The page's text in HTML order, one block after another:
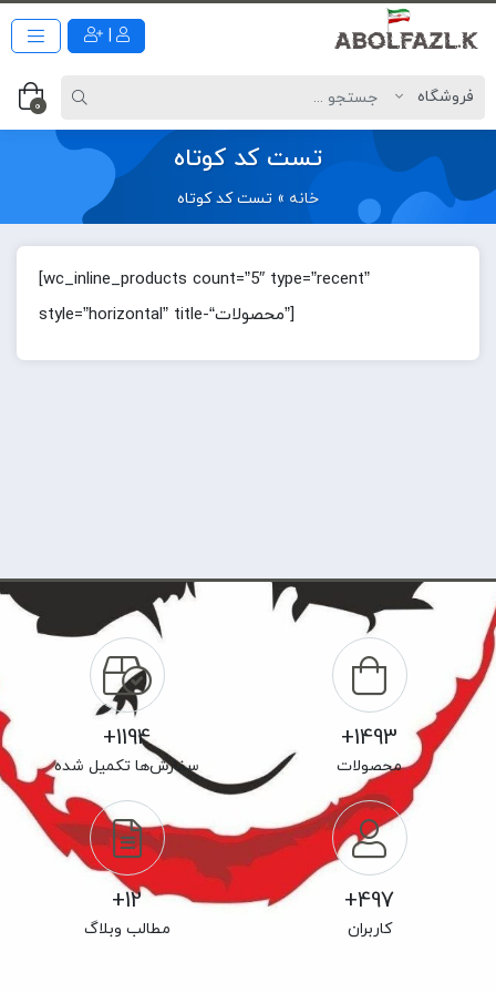
0
تست کد کوتاه
خانه » تست کد کوتاه
[wc_inline_products count=”5″ type=”recent”
style=”horizontal” title-“محصولات”]
1493+
محصولات
1194+
سفارش‌ها تکمیل شده
497+
کاربران
12+
مطالب وبلاگ